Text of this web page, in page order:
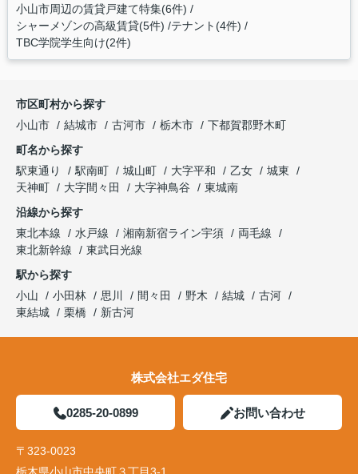
小山市周辺の賃貸戸建て特集(6件)
シャーメゾンの高級賃貸(5件) テナント(4件)
TBC学院学生向け(2件)
市区町村から探す
小山市
結城市 古河市 栃木市
下都賀郡野木町
町名から探す
駅東通り
駅南町 城山町 大字平和 乙女
城東
天神町
大字間々田 大字神鳥谷
東城南
沿線から探す
東北本線
水戸線 湘南新宿ライン宇須
両毛線
東北新幹線
東武日光線
駅から探す
小山
小田林 思川 間々田 野木 結城
古河
東結城
栗橋 新古河
株式会社エダ住宅
0285-20-0899 お問い合わせ
〒323-0023